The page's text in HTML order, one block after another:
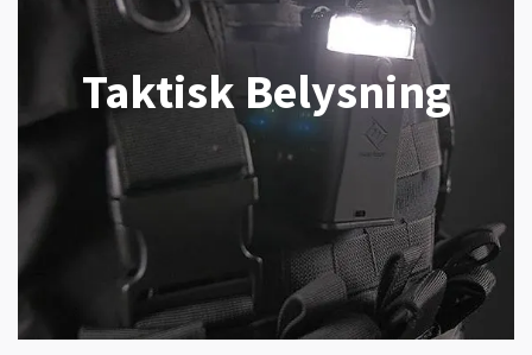
Taktisk Belysning